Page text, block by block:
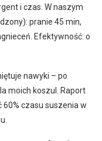
i czas. W naszym
pranie 45 min,
Efektywność: o
nawyki – po
moich koszul. Raport
czasu suszenia w